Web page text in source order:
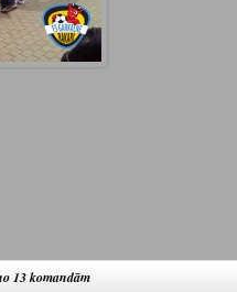
13 komandām